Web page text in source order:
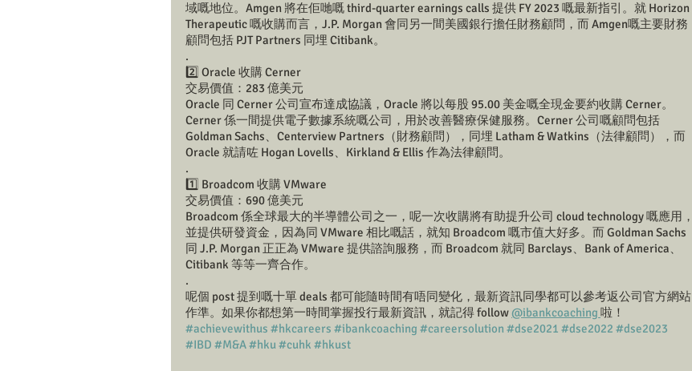
域嘅地位。Amgen 將在佢哋嘅 third-quarter earnings calls 提供 FY 2023 嘅最新指引。就 Horizon
Therapeutic 嘅收購而言，J.P. Morgan 會同另一間美國銀行擔任財務顧問，而 Amgen嘅主要財務
顧問包括 PJT Partners 同埋 Citibank。
.
2️⃣ Oracle 收購 Cerner
交易價值：283 億美元
Oracle 同 Cerner 公司宣布達成協議，Oracle 將以每股 95.00 美金嘅全現金要約收購 Cerner。
Cerner 係一間提供電子數據系統嘅公司，用於改善醫療保健服務。Cerner 公司嘅顧問包括
Goldman Sachs、Centerview Partners（財務顧問），同埋 Latham & Watkins（法律顧問），而
Oracle 就請咗 Hogan Lovells、Kirkland & Ellis 作為法律顧問。
.
1️⃣ Broadcom 收購 VMware
交易價值：690 億美元
Broadcom 係全球最大的半導體公司之一，呢一次收購將有助提升公司 cloud technology 嘅應用，
並提供研發資金，因為同 VMware 相比嘅話，就知 Broadcom 嘅市值大好多。而 Goldman Sachs
同 J.P. Morgan 正正為 VMware 提供諮詢服務，而 Broadcom 就同 Barclays、Bank of America、
Citibank 等等一齊合作。
.
呢個 post 提到嘅十單 deals 都可能隨時間有唔同變化，最新資訊同學都可以參考返公司官方網站
作準。如果你都想第一時間掌握投行最新資訊，就記得 follow @ibankcoaching 啦！
#achievewithus #hkcareers #ibankcoaching #careersolution #dse2021 #dse2022 #dse2023
#IBD #M&A#hku#cuhk #hkust